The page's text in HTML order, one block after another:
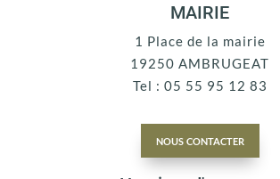
MAIRIE
1 Place de la mairie
19250 AMBRUGEAT
Tel : 05 55 95 12 83
nous contacter